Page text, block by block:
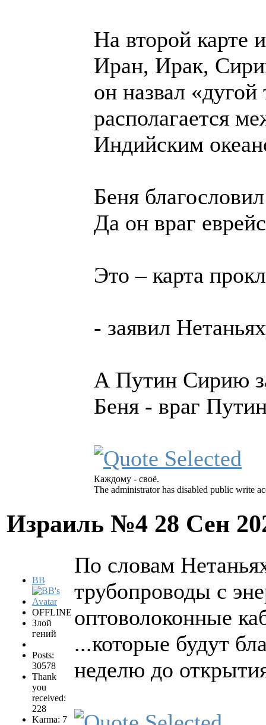
На второй карте
Иран, Ирак,
он назвал
располагается
Индийским
Беня
Да он враг
Это – карта
- заявил
А Путин Сирию
Беня - враг
Каждому - своё.
The administrator has disabled public write
Израиль №4 28 Сен
BB
OFFLINE
Злой
гений
Posts:
30578
Thank
you
received:
228
Karma: 7
По словам
трубопроводы с
оптоволоконные
...которые будут
неделю до